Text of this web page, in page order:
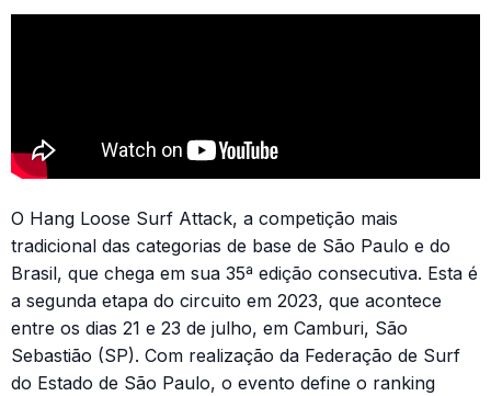
O Hang Loose Surf Attack, a competição mais
tradicional das categorias de base de São Paulo e do
Brasil, que chega em sua 35ª edição consecutiva. Esta é
a segunda etapa do circuito em 2023, que acontece
entre os dias 21 e 23 de julho, em Camburi, São
Sebastião (SP). Com realização da Federação de Surf
do Estado de São Paulo, o evento define o ranking